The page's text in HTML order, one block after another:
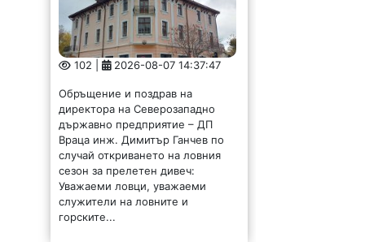
102 | 2026-08-07 14:37:47
Обръщение и поздрав на
директора на Северозападно
държавно предприятие – ДП
Враца инж. Димитър Ганчев по
случай откриването на ловния
сезон за прелетен дивеч:
Уважаеми ловци, уважаеми
служители на ловните и
горските...